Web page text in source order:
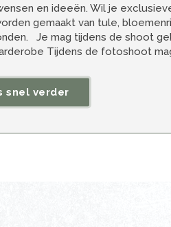
en ideeën. Wil je
gemaakt van tule,
Je mag tijdens de shoot
Tijdens de fotoshoot
snel verder